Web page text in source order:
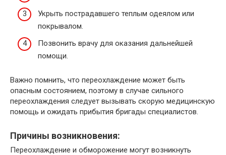
Укрыть пострадавшего теплым одеялом или
покрывалом.
Позвонить врачу для оказания дальнейшей
помощи.
Важно помнить, что переохлаждение может быть
опасным состоянием, поэтому в случае сильного
переохлаждения следует вызывать скорую медицинскую
помощь и ожидать прибытия бригады специалистов.
Причины возникновения:
Переохлаждение и обморожение могут возникнуть